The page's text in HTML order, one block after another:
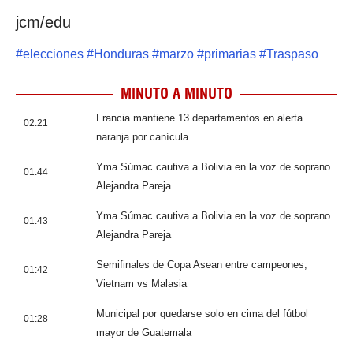
jcm/edu
#elecciones #Honduras #marzo #primarias #Traspaso
MINUTO A MINUTO
02:21
Francia mantiene 13 departamentos en alerta
naranja por canícula
01:44
Yma Súmac cautiva a Bolivia en la voz de soprano
Alejandra Pareja
01:43
Yma Súmac cautiva a Bolivia en la voz de soprano
Alejandra Pareja
01:42
Semifinales de Copa Asean entre campeones,
Vietnam vs Malasia
01:28
Municipal por quedarse solo en cima del fútbol
mayor de Guatemala